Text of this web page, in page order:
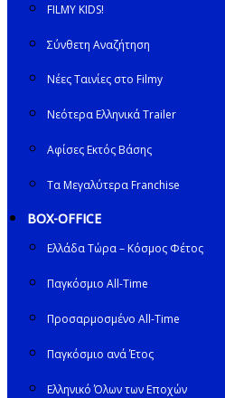
FILMY KIDS!
Σύνθετη Αναζήτηση
Νέες Ταινίες στο Filmy
Νεότερα Ελληνικά Trailer
Αφίσες Εκτός Βάσης
Τα Μεγαλύτερα Franchise
BOX-OFFICE
Ελλάδα Τώρα – Κόσμος Φέτος
Παγκόσμιο All-Time
Προσαρμοσμένο All-Time
Παγκόσμιο ανά Έτος
Ελληνικό Όλων των Εποχών